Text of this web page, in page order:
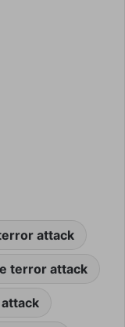
attack
terror attack